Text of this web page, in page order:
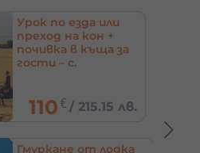
Падълбординг
(SUP) край София,
Пловдив и още
40 € / 78.23 лв.
Уроци по танци за